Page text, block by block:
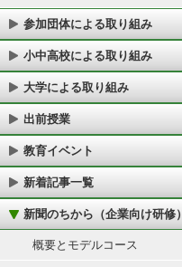
参加団体による取り組み
小中高校による取り組み
大学による取り組み
出前授業
教育イベント
新着記事一覧
新聞のちから（企業向け研修）
概要とモデルコース